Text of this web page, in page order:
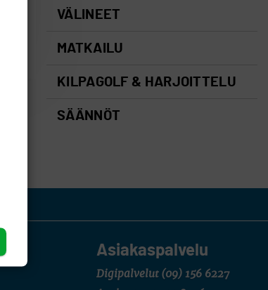
VÄLINEET
MATKAILU
KILPAGOLF & HARJOITTELU
SÄÄNNÖT
Asiakaspalvelu
Digipalvelut (09) 156 6227